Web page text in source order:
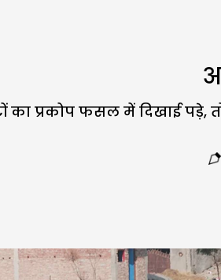
का प्रकोप फसल में दिखाई पड़े,